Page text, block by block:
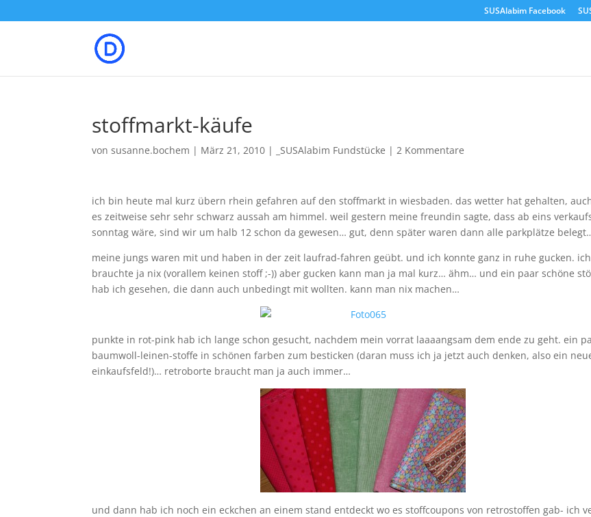
SUSAlabim Facebook
stoffmarkt-käufe
vonsusanne.bochem | März 21, 2010 | _SUSAlabim Fundstücke |2 Kommentare
ich bin heute mal kurz übern rhein gefahren auf den stoffmarkt in wiesbaden. das wetter hat gehalten,
es zeitweise sehr sehr schwarz aussah am himmel. weil gestern meine freundin sagte, dass ab eins
sonntag wäre, sind wir um halb 12 schon da gewesen… gut, denn später waren dann alle parkplätze
meine jungs waren mit und haben in der zeit laufrad-fahren geübt. und ich konnte ganz in ruhe gucken. ich
brauchte ja nix (vorallem keinen stoff ;-)) aber gucken kann man ja mal kurz… ähm… und ein paar schöne
hab ich gesehen, die dann auch unbedingt mit wollten. kann man nix machen…
punkte in rot-pink hab ich lange schon gesucht, nachdem mein vorrat laaaangsam dem ende zu geht. ein
baumwoll-leinen-stoffe in schönen farben zum besticken (daran muss ich ja jetzt auch denken, also ein
einkaufsfeld!)… retroborte braucht man ja auch immer…
und dann hab ich noch ein eckchen an einem stand entdeckt wo es stoffcoupons von retrostoffen gab- ich